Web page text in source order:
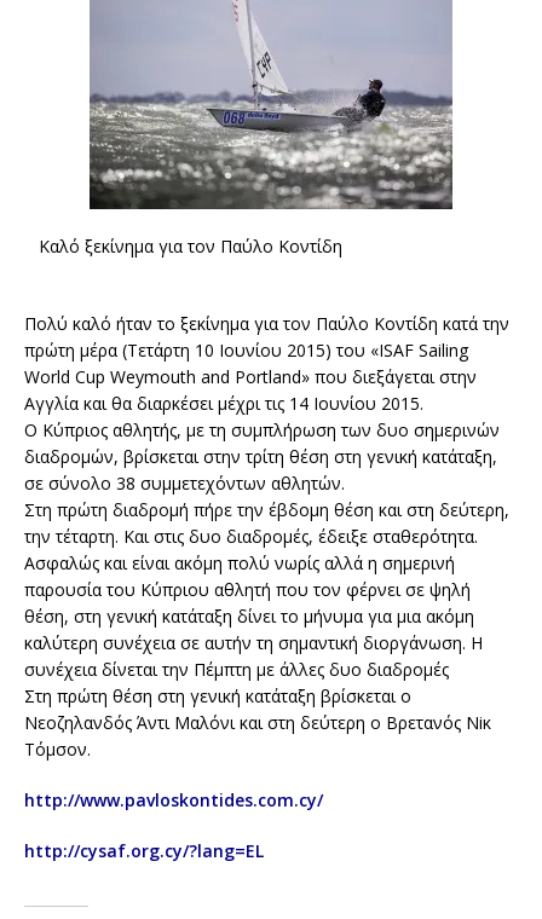
Καλό ξεκίνημα για τον Παύλο Κοντίδη
Πολύ καλό ήταν το ξεκίνημα για τον Παύλο Κοντίδη κατά την
πρώτη μέρα (Τετάρτη 10 Ιουνίου 2015) του «ISAF Sailing
World Cup Weymouth and Portland» που διεξάγεται στην
Αγγλία και θα διαρκέσει μέχρι τις 14 Ιουνίου 2015.
Ο Κύπριος αθλητής, με τη συμπλήρωση των δυο σημερινών
διαδρομών, βρίσκεται στην τρίτη θέση στη γενική κατάταξη,
σε σύνολο 38 συμμετεχόντων αθλητών.
Στη πρώτη διαδρομή πήρε την έβδομη θέση και στη δεύτερη,
την τέταρτη. Και στις δυο διαδρομές, έδειξε σταθερότητα.
Ασφαλώς και είναι ακόμη πολύ νωρίς αλλά η σημερινή
παρουσία του Κύπριου αθλητή που τον φέρνει σε ψηλή
θέση, στη γενική κατάταξη δίνει το μήνυμα για μια ακόμη
καλύτερη συνέχεια σε αυτήν τη σημαντική διοργάνωση. Η
συνέχεια δίνεται την Πέμπτη με άλλες δυο διαδρομές
Στη πρώτη θέση στη γενική κατάταξη βρίσκεται ο
Νεοζηλανδός Άντι Μαλόνι και στη δεύτερη ο Βρετανός Νiκ
Τόμσον.
http://www.pavloskontides.com.cy/
http://cysaf.org.cy/?lang=EL